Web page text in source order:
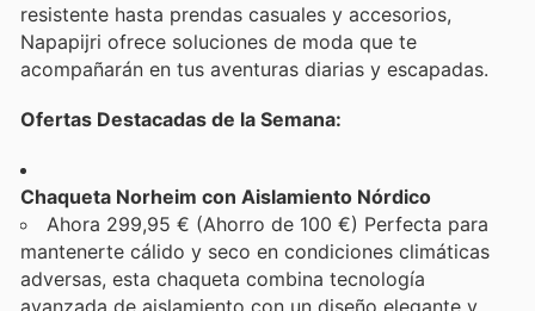
resistente hasta prendas casuales y accesorios,
Napapijri ofrece soluciones de moda que te
acompañarán en tus aventuras diarias y escapadas.
Ofertas Destacadas de la Semana:
Chaqueta Norheim con Aislamiento Nórdico
Ahora 299,95 € (Ahorro de 100 €) Perfecta para
mantenerte cálido y seco en condiciones climáticas
adversas, esta chaqueta combina tecnología
avanzada de aislamiento con un diseño elegante y